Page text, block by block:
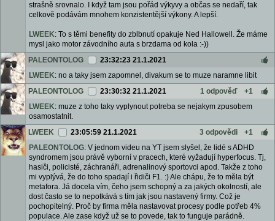
strašně srovnalo. I když tam jsou pořád výkyvy a občas se nedaří, tak
celkově podávám mnohem konzistentější výkony. A lepší.
LWEEK: To s těmi benefity do zblbnutí opakuje Ned Hallowell. Že máme
mysl jako motor závodního auta s brzdama od kola :-))
PALEONTOLOG
23:32:23 21.1.2021
LWEEK: no a taky jsem zapomnel, divakum se to muze naramne libit
PALEONTOLOG
23:30:32 21.1.2021 1 odpověď
+1
LWEEK: muze z toho taky vyplynout potreba se nejakym zpusobem
osamostatnit.
LWEEK
23:05:59 21.1.2021 3 odpovědi
+1
PALEONTOLOG: V jednom videu na YT jsem slyšel, že lidé s ADHD
syndromem jsou právě vyborní v pracech, které vyžadují hyperfocus. Tj,
hasiči, policisté, záchranáři, adrenalinový sportovci apod. Takže z toho
mi vyplývá, že do toho spadají i řidiči F1. :) Ale chápu, že to měla být
metafora. Já docela vím, čeho jsem schopný a za jakých okolností, ale
dost často se to nepotkává s tím jak jsou nastavený firmy. Což je
pochopitelný. Proč by firma měla nastavovat procesy podle potřeb 4%
populace. Ale zase když už se to povede, tak to funguje parádně.